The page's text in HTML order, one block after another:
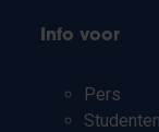
Info voor
Pers
Studenten